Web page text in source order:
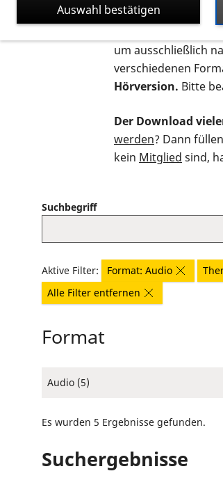
Auf dieser Seite
um ausschließlich
verschiedenen
Hörversion. Bitte
Der Download
werden? Dann
kein Mitglied sind,
Suchbegriff
Aktive Filter: Format: Audio
Alle Filter entfernen
Format
Audio (5)
Es wurden 5 Ergebnisse gefunden.
Suchergebnisse
Auswahl bestätigen